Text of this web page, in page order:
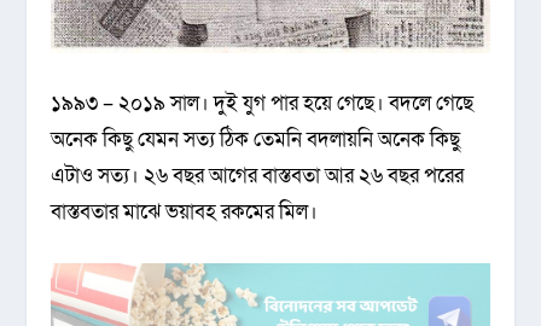
১৯৯৩ – ২০১৯ সাল। দুই যুগ পার হয়ে গেছে। বদলে গেছে
অনেক কিছু যেমন সত্য ঠিক তেমনি বদলায়নি অনেক কিছু
এটাও সত্য। ২৬ বছর আগের বাস্তবতা আর ২৬ বছর পরের
বাস্তবতার মাঝে ভয়াবহ রকমের মিল।